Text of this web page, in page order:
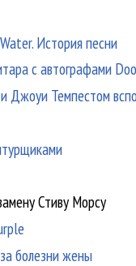
История песни
с автографами
Джоуи Темпестом
Стиву Морсу
болезни жены